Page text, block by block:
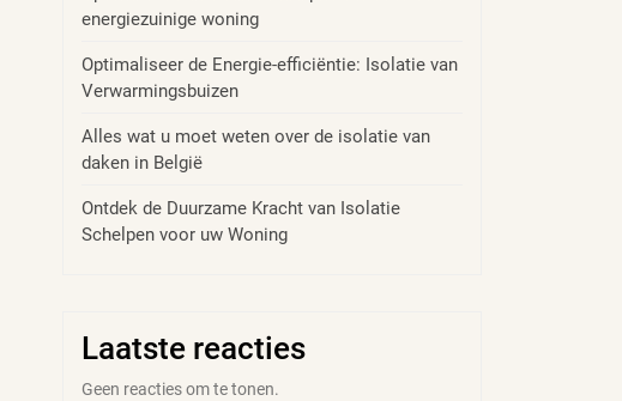
energiezuinige woning
Optimaliseer de Energie-efficiëntie: Isolatie van
Verwarmingsbuizen
Alles wat u moet weten over de isolatie van
daken in België
Ontdek de Duurzame Kracht van Isolatie
Schelpen voor uw Woning
Laatste reacties
Geen reacties om te tonen.